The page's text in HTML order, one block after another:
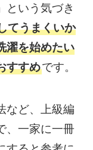
という気づき
てうまくいか
濯を始めたい
すすめです。
など、上級編
、一家に一冊